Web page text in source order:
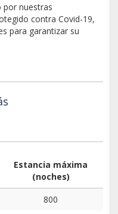
por nuestras
contra Covid-19,
para garantizar su
Estancia máxima
(noches)
800